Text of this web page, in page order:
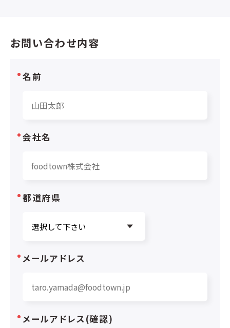
お問い合わせ内容
名前
会社名
都道府県
メールアドレス
メールアドレス(確認)